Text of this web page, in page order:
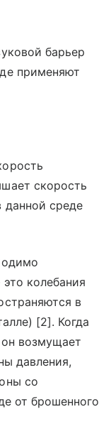
барьер
применяют
скорость
данной среде
колебания
в
[2]. Когда
он возмущает
давления,
со
от брошенного